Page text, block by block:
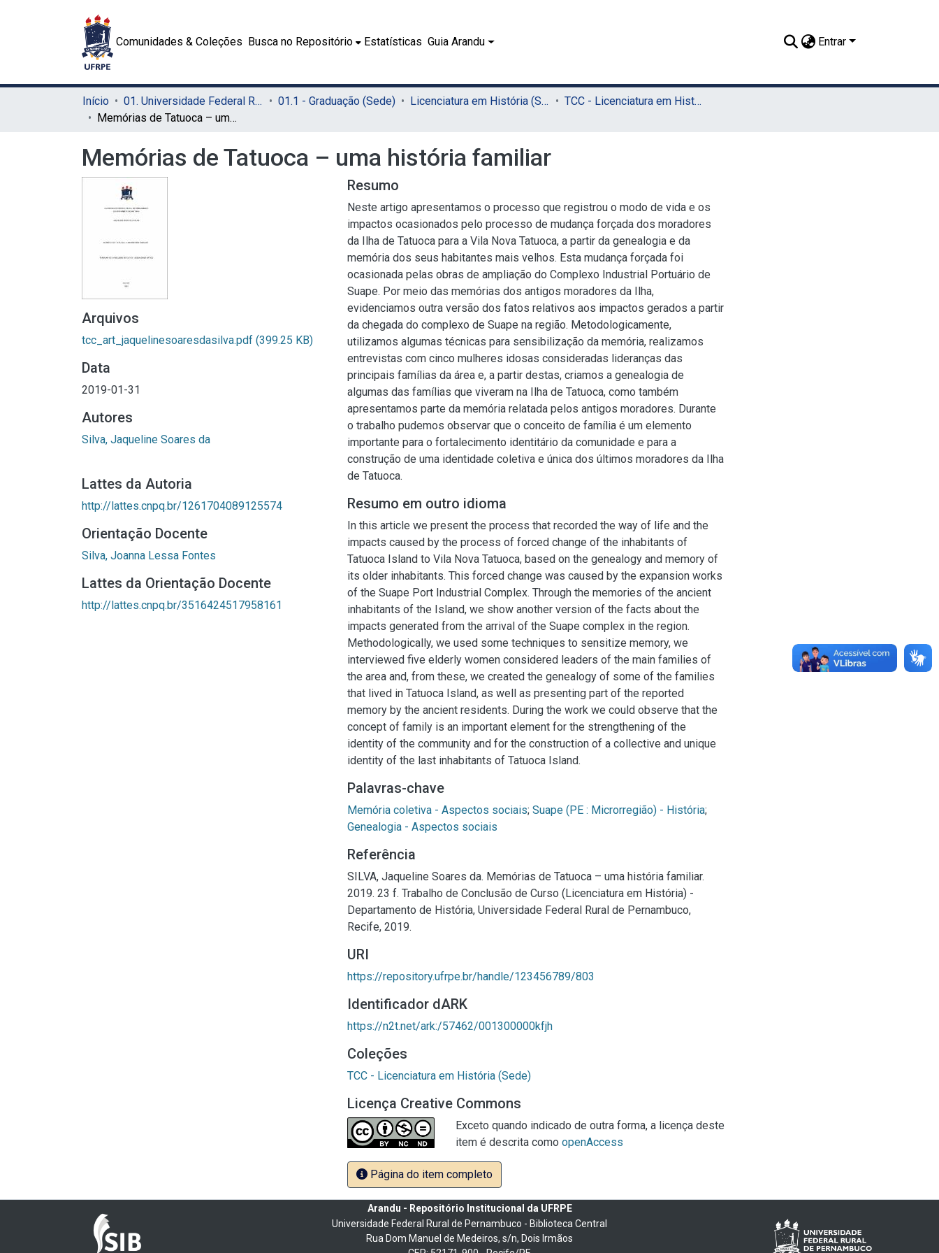
Comunidades & Coleções Busca no Repositório Estatísticas Guia Arandu Entrar
Início 01. Universidade Federal Rural de Pernambuco - UFRPE (Sede) 01.1 - Graduação (Sede) Licenciatura em História (Sede)
TCC - Licenciatura em História (Sede)
Memórias de Tatuoca – uma história familiar
Memórias de Tatuoca – uma história familiar
Arquivos
tcc_art_jaquelinesoaresdasilva.pdf (399.25 KB)
Data
2019-01-31
Autores
Silva, Jaqueline Soares da
Lattes da Autoria
http://lattes.cnpq.br/1261704089125574
Orientação Docente
Silva, Joanna Lessa Fontes
Lattes da Orientação Docente
http://lattes.cnpq.br/3516424517958161
Resumo
Neste artigo apresentamos o processo que registrou o modo de vida e os
impactos ocasionados pelo processo de mudança forçada dos moradores
da Ilha de Tatuoca para a Vila Nova Tatuoca, a partir da genealogia e da
memória dos seus habitantes mais velhos. Esta mudança forçada foi
ocasionada pelas obras de ampliação do Complexo Industrial Portuário de
Suape. Por meio das memórias dos antigos moradores da Ilha,
evidenciamos outra versão dos fatos relativos aos impactos gerados a partir
da chegada do complexo de Suape na região. Metodologicamente,
utilizamos algumas técnicas para sensibilização da memória, realizamos
entrevistas com cinco mulheres idosas consideradas lideranças das
principais famílias da área e, a partir destas, criamos a genealogia de
algumas das famílias que viveram na Ilha de Tatuoca, como também
apresentamos parte da memória relatada pelos antigos moradores. Durante
o trabalho pudemos observar que o conceito de família é um elemento
importante para o fortalecimento identitário da comunidade e para a
construção de uma identidade coletiva e única dos últimos moradores da Ilha
de Tatuoca.
Resumo em outro idioma
In this article we present the process that recorded the way of life and the
impacts caused by the process of forced change of the inhabitants of
Tatuoca Island to Vila Nova Tatuoca, based on the genealogy and memory of
its older inhabitants. This forced change was caused by the expansion works
of the Suape Port Industrial Complex. Through the memories of the ancient
inhabitants of the Island, we show another version of the facts about the
impacts generated from the arrival of the Suape complex in the region.
Methodologically, we used some techniques to sensitize memory, we
interviewed five elderly women considered leaders of the main families of
the area and, from these, we created the genealogy of some of the families
that lived in Tatuoca Island, as well as presenting part of the reported
memory by the ancient residents. During the work we could observe that the
concept of family is an important element for the strengthening of the
identity of the community and for the construction of a collective and unique
identity of the last inhabitants of Tatuoca Island.
Palavras-chave
Memória coletiva - Aspectos sociais; Suape (PE : Microrregião) - História;
Genealogia - Aspectos sociais
Referência
SILVA, Jaqueline Soares da. Memórias de Tatuoca – uma história familiar.
2019. 23 f. Trabalho de Conclusão de Curso (Licenciatura em História) -
Departamento de História, Universidade Federal Rural de Pernambuco,
Recife, 2019.
URI
https://repository.ufrpe.br/handle/123456789/803
Identificador dARK
https://n2t.net/ark:/57462/001300000kfjh
Coleções
TCC - Licenciatura em História (Sede)
Licença Creative Commons
Exceto quando indicado de outra forma, a licença deste
item é descrita como openAccess
Página do item completo
Arandu - Repositório Institucional da UFRPE
Universidade Federal Rural de Pernambuco - Biblioteca Central
Rua Dom Manuel de Medeiros, s/n, Dois Irmãos